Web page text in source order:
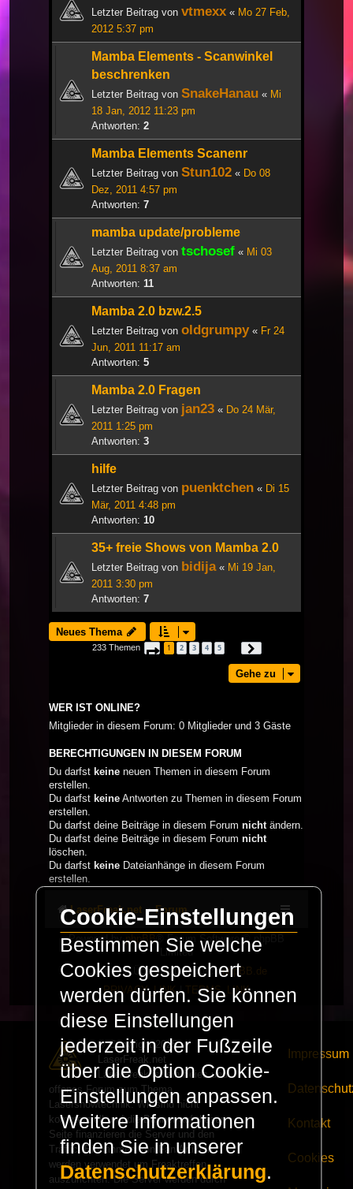
Letzter Beitrag von vtmexx « Mo 27 Feb,
2012 5:37 pm
Mamba Elements - Scanwinkel
beschrenken
Letzter Beitrag von SnakeHanau « Mi
18 Jan, 2012 11:23 pm
Antworten: 2
Mamba Elements Scanenr
Letzter Beitrag von Stun102 « Do 08
Dez, 2011 4:57 pm
Antworten: 7
mamba update/probleme
Letzter Beitrag von tschosef « Mi 03
Aug, 2011 8:37 am
Antworten: 11
Mamba 2.0 bzw.2.5
Letzter Beitrag von oldgrumpy« Fr 24
Jun, 2011 11:17 am
Antworten: 5
Mamba 2.0 Fragen
Letzter Beitrag von jan23 « Do 24 Mär,
2011 1:25 pm
Antworten: 3
hilfe
Letzter Beitrag von puenktchen « Di 15
Mär, 2011 4:48 pm
Antworten: 10
35+ freie Shows von Mamba 2.0
Letzter Beitrag von bidija« Mi 19 Jan,
2011 3:30 pm
Antworten: 7
Neues Thema
233 Themen Seite 1von
1 2 3 4 5
Gehe zu
WER IST ONLINE?
Mitglieder in diesem Forum: 0 Mitglieder und 3 Gäste
BERECHTIGUNGEN IN DIESEM FORUM
Du darfst keine neuen Themen in diesem Forum
erstellen.
Du darfst keine Antworten zu Themen in diesem Forum
erstellen.
Du darfst deine Beiträge in diesem Forum nicht ändern.
Du darfst deine Beiträge in diesem Forum nicht
löschen.
Du darfst keine Dateianhänge in diesem Forum
erstellen.
LaserFreak.net Forum
Powered byphpBB® Forum Software © phpBB
Limited
Deutsche Übersetzung durchphpBB.de
PRIVACY_LINK|TERMS_LINK
© Copyright 2025 -
LaserFreak.net
LaserFreak ist ein freies und
offenes Forum zum Thema
Lasershowtechnik. Wir sind nicht
kommerziell und die Banner auf dieser
Seite finanzieren die Server und den
Traffic. Einnahmen von Fan Artikeln
werden verwendet um Freaktreffen
auszurichten. Die Server werden durch
Impressum
Kontakt
Cookies
Cookie-Einstellungen
Bestimmen Sie welche
Cookies gespeichert
werden dürfen. Sie können
diese Einstellungen
jederzeit in der Fußzeile
über die Option Cookie-
Einstellungen anpassen.
Weitere Informationen
finden Sie in unserer
Datenschutzerklärung.